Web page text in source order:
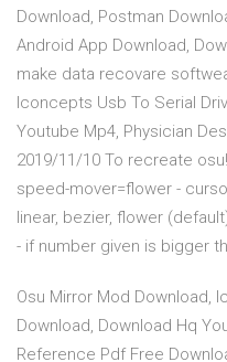
Download, Postman
Android App Download,
make data recovare
Iconcepts Usb To Serial
Youtube Mp4, Physician
2019/11/10 To recreate
speed-mover=flower -
linear, bezier, flower
- if number given is bigger
Osu Mirror Mod Download,
Download, Download Hq
Reference Pdf Free